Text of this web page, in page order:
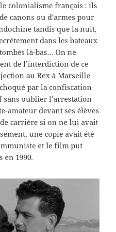
colonialisme français : ils
canons ou d’armes pour
tandis que la nuit,
dans les bateaux
là-bas… On ne
de l’interdiction de ce
au Rex à Marseille
par la confiscation
sans oublier l’arrestation
amateur devant ses élèves
carrière si on ne lui avait
une copie avait été
et le film put
en 1990.